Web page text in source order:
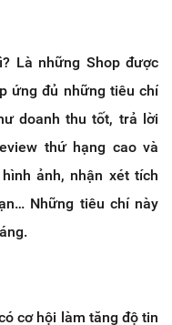
Là những Shop được
ứng đủ những tiêu chí
doanh thu tốt, trả lời
thứ hạng cao và
ảnh, nhận xét tích
Những tiêu chí này
cơ hội làm tăng độ tin